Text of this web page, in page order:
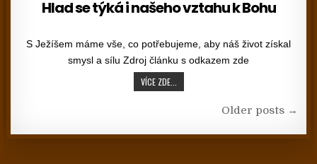
Hlad se týká i našeho vztahu k Bohu
S Ježíšem máme vše, co potřebujeme, aby náš život získal
smysl a sílu Zdroj článku s odkazem zde
VÍCE ZDE...
Navigace pro příspěvkyOlder posts →